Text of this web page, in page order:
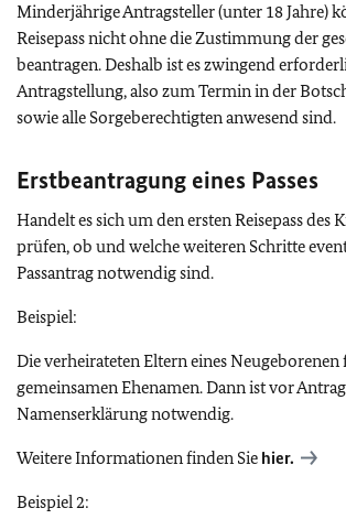
Minderjährige Antragsteller (unter 18 Jahre)
Reisepass nicht ohne die Zustimmung der
beantragen. Deshalb ist es zwingend
Antragstellung, also zum Termin in der
sowie alle Sorgeberechtigten anwesend sind.
Erstbeantragung eines Passes
Handelt es sich um den ersten Reisepass des
prüfen, ob und welche weiteren Schritte
Passantrag notwendig sind.
Beispiel:
Die verheirateten Eltern eines
gemeinsamen Ehenamen. Dann ist vor
Namenserklärung notwendig.
Weitere Informationen finden Sie hier.
Beispiel 2: